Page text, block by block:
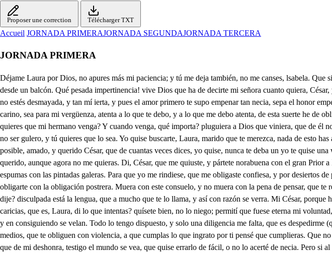
Proposer une correction Télécharger TXT
Accueil JORNADA PRIMERAJORNADA SEGUNDAJORNADA TERCERA
JORNADA PRIMERA
Déjame Laura por Dios, no apures más mi paciencia; y tú me deja también, no me canses, lsabela. Que si por librarme agora de vosotras, con la puerta no acertase mi congoja, pédacos en esas peñas me hiciera desde un balcón. Qué pesada impertinencia! vive Dios que ha de decirte mi señora cuanto quiera, César, y no has de salir sin dejarla satisfecha, u de puerta han de servirte (como dices) esas rejas. Ten valor, Laura, y no estés desmayada, y tan mí ierta, y pues el amor primero te supo empenar tan necia, sepa el honor empeñarte. que yo, porque hacerlo puedas mejor, si alguno viniere que te embarace las quejas, y lo que en él fue carino, sea para mi vergüenza, atenta a lo que te debo, y a lo que me debo atenta, de esta suerte he de obligarte, pues sola con él te quedas, a que resuelta remedies lo que tomares resuelta. Qué haces, Isábela mía, quieres que mi hermano venga? Y cuando venga, qué importa? pluguiera a Dios que viniera, que de él no importa el acero, y de ti mata la queja. Ya, Laura, que te la escuche, sino gusto, ha de ser fuerza: yo quise no ser gulero, y tú quieres que lo sea. Yo quise buscarte, Laura, marido que te merezca, nada de esto has admitido ignorante, loca, y ciega, pensando que has de obligarme a que tu marido sea, y eso ya ves. . Es posible, amado, y querido César, que de cuantas veces dices, yo quise, nunca te deba un yo te quise una vez, si quiera para que tengan algún alivio mis males, y algún consuelo mis quejas, en saber que me has querido, aunque agora no me quieras. Di, César, que me quiuste, y pártete norabuena con el gran Prior a Malta, a buscar tus conveniencias. Para excusarme de fácil, alguna razón me deja, y rompe al mar las espumas con las pintadas galeras. Para que yo me rindiese, que me obligaste confiesa, y por desiertos de plata descubre golfos de perlas. No es mucho lo que te pide una mujer, a quien dejas, y que ha sabido obligarte con la obligación postrera. Muera con este consuelo, y no muera con la pena de pensar, que te resuelves a darme la muerte fiera, por tus engaños primero, y después por mis ofensas. Mi César; mi César dije? disculpada está la lengua, que a mucho que te lo llama, y así con razón se verra. Mi César, porque has de serlo, aunque ingrato me aborrezcas, a despecho del destino, y a pesar de las estrellas. Con todas esas caricias, que es, Laura, di lo que intentas? quísete bien, no lo niego; permití que fuese eterna mi voluntad, no lo ha sido; de nuestra naturaleza acusa la propiedad en todos de una manera, que hasta conseguir se abr y en consiguiendo se velan. Todo lo tengo dispuesto, y solo una diligencia me falta, que es despedirme (qué es ceremonia, y es deuda) del gran Duque de Montalto, Virrey de la patria nuestra. Yo no me valdré de medios, que te obliguen con violencia, a que cumplas lo que ingrato por ti pensé que cumplieras. Que no soy de las mujeres, que gustan de que se sepa tu engaño en los Tribunales, que alguno llame flaquezas; para que de mi deshonra, testigo el mundo se vea, que quise errarlo de fácil, o no lo acerté de necia. Pero si al Duque (Virrev que dignamente celebra) de una mujer ofendida llegasen las justas quejas, no es forzoso, no es preciso, que cumpliendo con la deuda de su sangre, y de su oficio, por más que te favorezca, halle primero lugar en su valor, y grandeza una inocente ofendida, que un ingrato que la ofenda? Lo que a mí puede mandarme no es, Laura, que tuyo sea: en lo demás sin precepto, haré por ti cuanto pueda. Es ese, di, el juramento? son esas, di, las promesas? No es aqueste el juramento, ni las promesas son estas: esto ha de ser, que me quieres? Aunque es mucha tu nobleza, Don César, sabes quien soy? Graciosa pregunta es esa, Laura Baturí te llamas, y en ti la mayor grandeza es un hermano hombre honrado, cuya mucha inteligencia de negocios le introduce en Tribunales, y Audiencias. Por esto a ser bien mirado de todo Palermo llega, y alguna vez consultado de los que el Reino gobiernan, Tu padre es un pobre viejo, que aún en esa corta Aldea de donde sois, ignorado. nadie le conoce apenas. Yo soy. . En vano es cansarte, diciéndome la grandeza de tu sangre, que no ignoro la Ilustrísima ascendencia, Vuesarced pone las cosas tan en la razón, que es fuerza, que convencida me rinda, y atajada me convenza. Tu hermano, Laura. No importa, mientras yo al señor Don César voy a abrir, para que salga de ese jardín por la puerta, détenle por vida tuya, de tal suerte, que no pueda echarme menos, Francisco. Qué ha avido? Nada, lsabela; mucho, lsabel; que congoja! Nada, y mucho, esa es respuesta? Todo es verdad, ten cuidado; vamos, porque la voz suena ya de mi hermano en la sala, yo quedo muy satisfecha tanto, que doy mi palabra de no pediros la vuestra mas otra vez en mi vida c Cómo eso Laura no sea, pide cuanto tú quisieres. Las mujeres de mis prendas si es César a quien quisieron, quieren a nada, o a César. o.